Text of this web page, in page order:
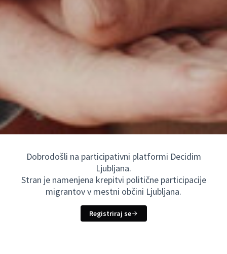
Dobrodošli na participativni platformi Decidim
Ljubljana.
Stran je namenjena krepitvi politične participacije
migrantov v mestni občini Ljubljana.
Registriraj se